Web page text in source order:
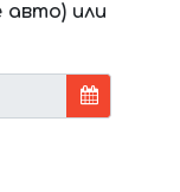
авто) или